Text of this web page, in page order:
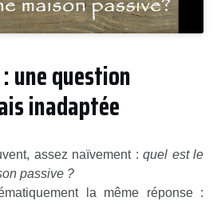
une question
inadaptée
assez naïvement :quel est le
passive ?
la même réponse :